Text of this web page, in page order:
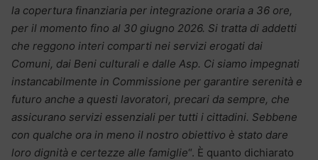
la copertura finanziaria per integrazione oraria a 36 ore,
per il momento fino al 30 giugno 2026. Si tratta di addetti
che reggono interi comparti nei servizi erogati dai
Comuni, dai Beni culturali e dalle Asp. Ci siamo impegnati
instancabilmente in Commissione per garantire serenità e
futuro anche a questi lavoratori, precari da sempre, che
assicurano servizi essenziali per tutti i cittadini. Sebbene
con qualche ora in meno il nostro obiettivo è stato dare
loro dignità e certezze alle famiglie“. È quanto dichiarato